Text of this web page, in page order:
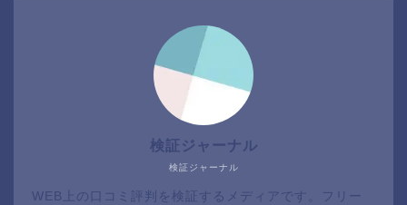
検証ジャーナル
検証ジャーナル
WEB上の口コミ評判を検証するメディアです。フリー